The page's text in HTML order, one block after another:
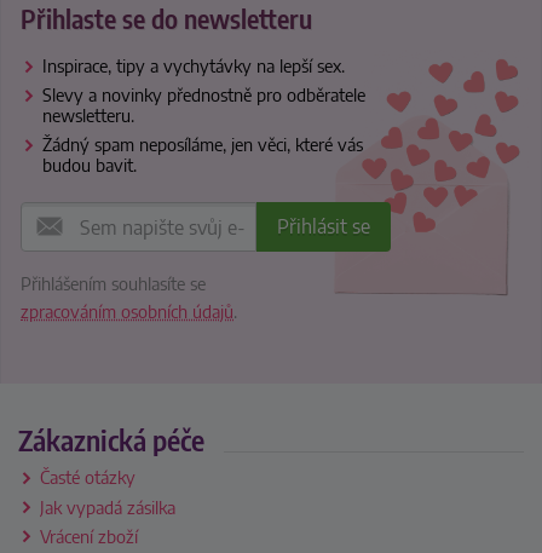
Přihlaste se do newsletteru
Inspirace, tipy a vychytávky na lepší sex.
Slevy a novinky přednostně pro odběratele
newsletteru.
Žádný spam neposíláme, jen věci, které vás
budou bavit.
Přihlášením souhlasíte se
zpracováním osobních údajů.
Zákaznická péče
Časté otázky
Jak vypadá zásilka
Vrácení zboží